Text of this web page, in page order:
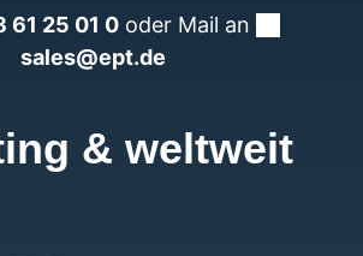
61 25 01 0 oder Mail an
sales@ept.de
& weltweit